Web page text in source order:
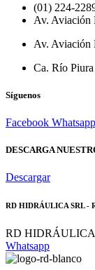
(01) 224-
Av. Aviación
Av. Aviación
Ca. Río
Síguenos
Facebook Whatsapp
DESCARGA
Descargar
RD HIDRÁULICA SRL -
RD HIDRÁULICA
Whatsapp